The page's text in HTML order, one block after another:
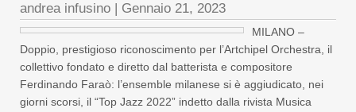
andrea infusino | Gennaio 21, 2023
MILANO –
Doppio, prestigioso riconoscimento per l’Artchipel Orchestra, il
collettivo fondato e diretto dal batterista e compositore
Ferdinando Faraò: l’ensemble milanese si è aggiudicato, nei
giorni scorsi, il “Top Jazz 2022” indetto dalla rivista Musica